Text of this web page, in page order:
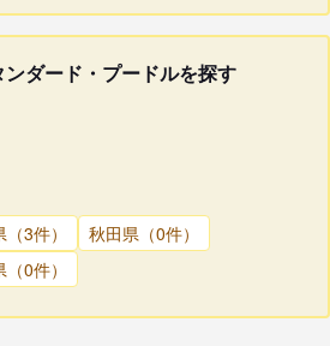
ダード・プードルを探す
3件）
秋田県（0件）
0件）